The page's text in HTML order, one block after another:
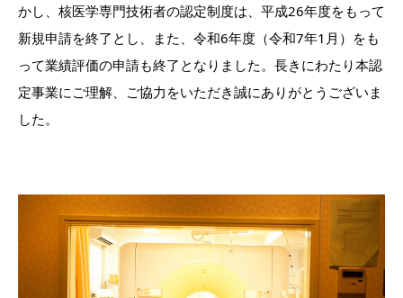
かし、核医学専門技術者の認定制度は、平成26年度をもって
新規申請を終了とし、また、令和6年度（令和7年1月）をも
って業績評価の申請も終了となりました。長きにわたり本認
定事業にご理解、ご協力をいただき誠にありがとうございま
した。